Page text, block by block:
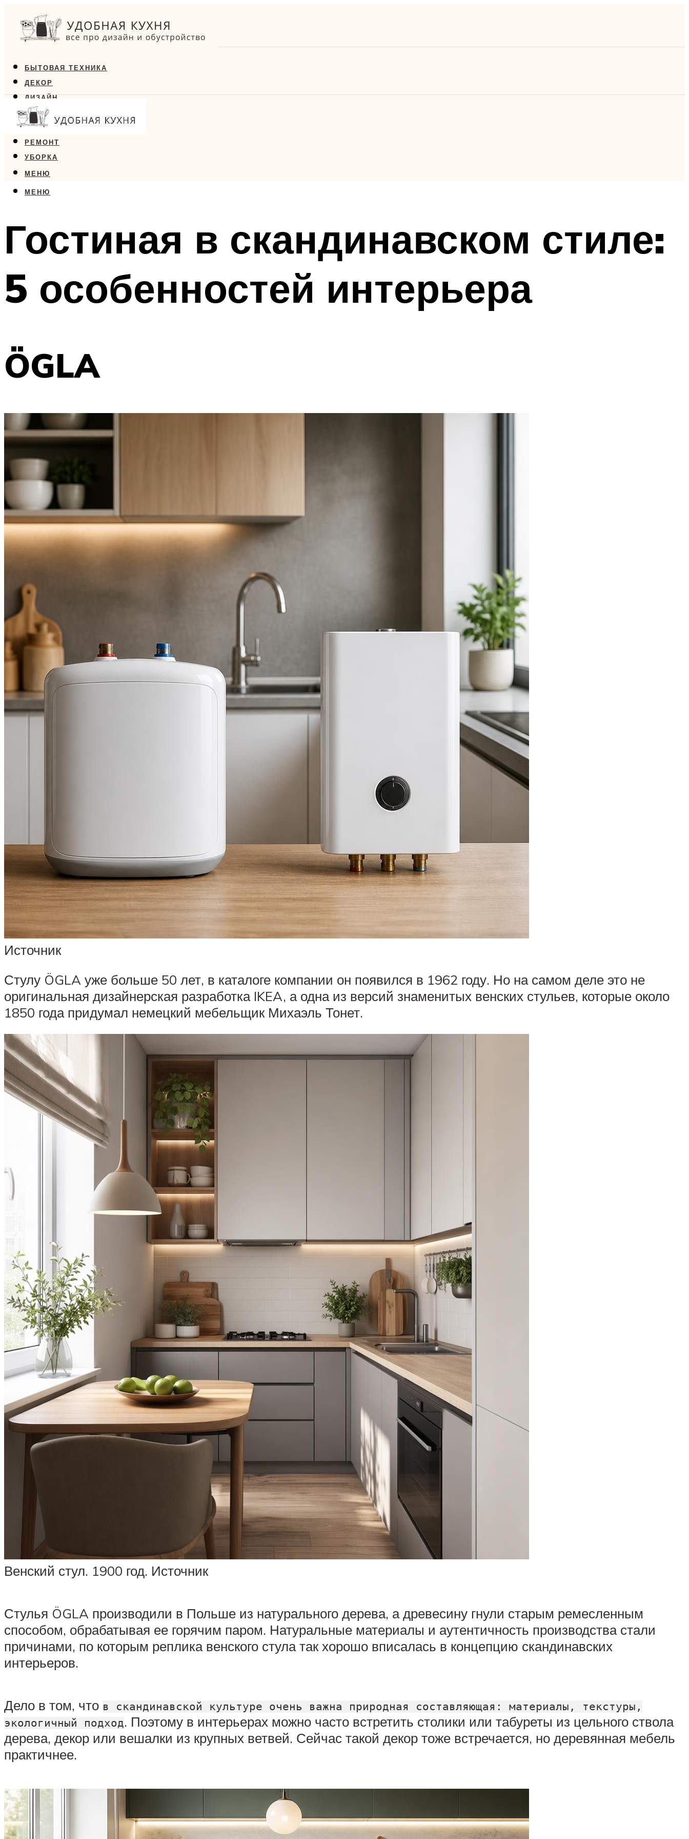
БЫТОВАЯ ТЕХНИКА
ДЕКОР
ДИЗАЙН
ЕДА
МЕБЕЛЬ
РЕМОНТ
УБОРКА
МЕНЮ
МЕНЮ
Гостиная в скандинавском стиле:
5 особенностей интерьера
ÖGLA
Источник
Стулу ÖGLA уже больше 50 лет, в каталоге компании он появился в 1962 году. Но на самом деле это не
оригинальная дизайнерская разработка IKEA, а одна из версий знаменитых венских стульев, которые около
1850 года придумал немецкий мебельщик Михаэль Тонет.
Венский стул. 1900 год. Источник
Стулья ÖGLA производили в Польше из натурального дерева, а древесину гнули старым ремесленным
способом, обрабатывая ее горячим паром. Натуральные материалы и аутентичность производства стали
причинами, по которым реплика венского стула так хорошо вписалась в концепцию скандинавских
интерьеров.
Дело в том, что в скандинавской культуре очень важна природная составляющая: материалы, текстуры,
экологичный подход. Поэтому в интерьерах можно часто встретить столики или табуреты из цельного ствола
дерева, декор или вешалки из крупных ветвей. Сейчас такой декор тоже встречается, но деревянная мебель
практичнее.